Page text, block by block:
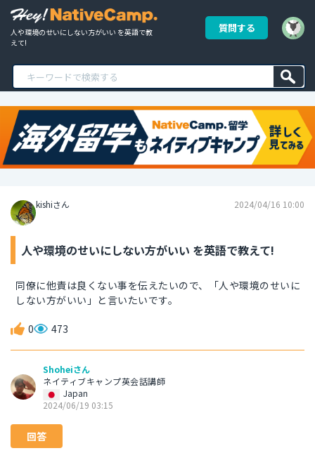
人や環境のせいにしない方がいい を英語で教
えて!
質問する
kishiさん 2024/04/16 10:00
人や環境のせいにしない方がいい を英語で教えて!
同僚に他責は良くない事を伝えたいので、「人や環境のせいに
しない方がいい」と言いたいです。
0 473
Shoheiさん
ネイティブキャンプ英会話講師
Japan
2024/06/19 03:15
回答